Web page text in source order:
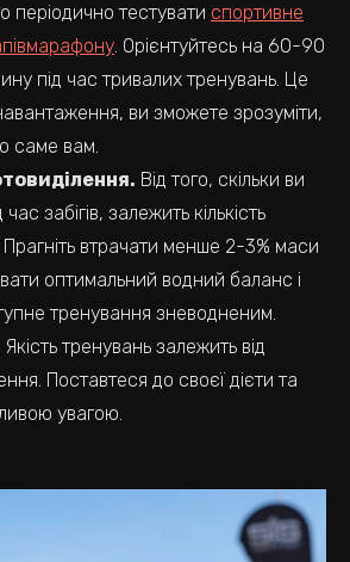
періодично тестувати спортивне
. Орієнтуйтесь на 60-90
під час тривалих тренувань. Це
ви зможете зрозуміти,
саме вам.
Від того, скільки ви
забігів, залежить кількість
Прагніть втрачати менше 2-3% маси
оптимальний водний баланс і
тренування зневодненим.
Якість тренувань залежить від
Поставтеся до своєї дієти та
увагою.